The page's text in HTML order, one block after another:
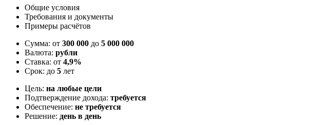
Общие условия
Требования и документы
Примеры расчётов
Сумма: от 300 000 до 5 000 000
Валюта: рубли
Ставка: от 4,9%
Срок: до 5 лет
Цель: на любые цели
Подтверждение дохода: требуется
Обеспечение: не требуется
Решение: день в день